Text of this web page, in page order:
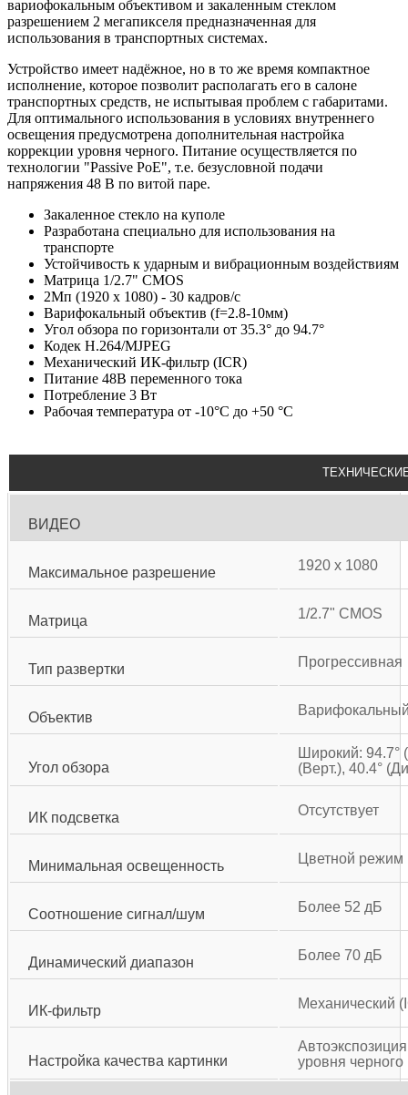
вариофокальным объективом и закаленным стеклом
разрешением 2 мегапикселя предназначенная для
использования в транспортных системах.
Устройство имеет надёжное, но в то же время компактное
исполнение, которое позволит располагать его в салоне
транспортных средств, не испытывая проблем с габаритами.
Для оптимального использования в условиях внутреннего
освещения предусмотрена дополнительная настройка
коррекции уровня черного. Питание осуществляется по
технологии "Passive PoE", т.е. безусловной подачи
напряжения 48 В по витой паре.
Закаленное стекло на куполе
Разработана специально для использования на
транспорте
Устойчивость к ударным и вибрационным воздействиям
Матрица 1/2.7" CMOS
2Мп (1920 х 1080) - 30 кадров/с
Варифокальный объектив (f=2.8-10мм)
Угол обзора по горизонтали от 35.3° до 94.7°
Кодек H.264/MJPEG
Механический ИК-фильтр (ICR)
Питание 48В переменного тока
Потребление 3 Вт
Рабочая температура от -10°С до +50 °C
ВИДЕО
Максимальное разрешение 1920 x 1080
Матрица 1/2.7" CMOS
Тип развертки Прогрессивная
Объектив
Угол обзора
Широкий: 94.7°
(Верт.), 40.4°
ИК подсветка Отсутствует
Минимальная освещенность Цветной режим
Соотношение сигнал/шум Более 52 дБ
Динамический диапазон Более 70 дБ
ИК-фильтр Механический
Настройка качества картинки
уровня черного